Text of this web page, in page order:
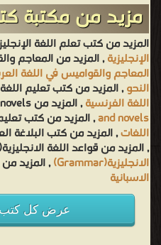
مزيد من مكتبة
المزيد من كتب تعلم اللغة
الإنجليزية, المزيد من المعاجم
المعاجم والقواميس في اللغة
النحو, المزيد من كتب تعليم
اللغة الفرنسية, المزيد من Stories and novels في
and novels, المزيد من كتب
اللغات, المزيد من كتب البلاغة
, المزيد من قواعد اللغة الانجليزية(Grammar) في
الانجليزية(Grammar) , المزيد من
الاسبانية
عرض كل كتب